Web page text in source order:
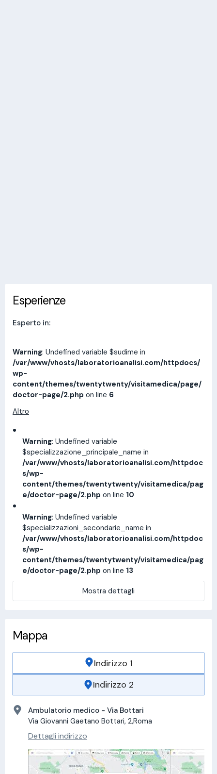
Esperienze
Esperto in:
Warning: Undefined variable $sudime in
/var/www/vhosts/laboratorioanalisi.com/httpdocs/
wp-
content/themes/twentytwenty/visitamedica/page/
doctor-page/2.php on line 6
Altro
Warning: Undefined variable
$specializzazione_principale_name in
/var/www/vhosts/laboratorioanalisi.com/httpdoc
s/wp-
content/themes/twentytwenty/visitamedica/pag
e/doctor-page/2.php on line 10
Warning: Undefined variable
$specializzazioni_secondarie_name in
/var/www/vhosts/laboratorioanalisi.com/httpdoc
s/wp-
content/themes/twentytwenty/visitamedica/pag
e/doctor-page/2.php on line 13
Mostra dettagli
Mappa
Indirizzo 1
Indirizzo 2
Ambulatorio medico - Via Bottari
Via Giovanni Gaetano Bottari, 2,Roma
Dettagli indirizzo